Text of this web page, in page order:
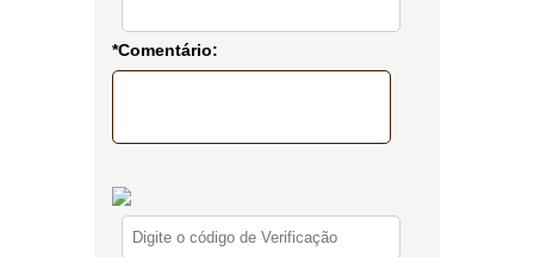
*Comentário: